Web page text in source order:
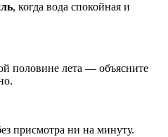
, когда вода спокойная и
половине лета — объясните
присмотра ни на минуту.